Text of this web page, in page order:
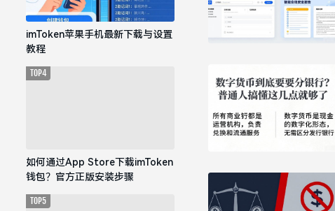
imToken苹果手机最新下载与设置
教程
如何通过App Store下载imToken
钱包？官方正版安装步骤
TOP4
TOP5